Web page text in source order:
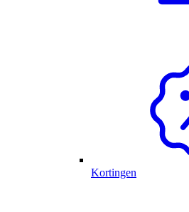
Kortingen